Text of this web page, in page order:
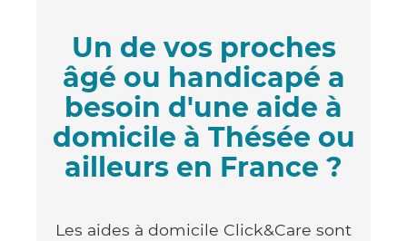
Un de vos proches
âgé ou handicapé a
besoin d'une aide à
domicile à Thésée ou
ailleurs en France ?
Les aides à domicile Click&Care sont